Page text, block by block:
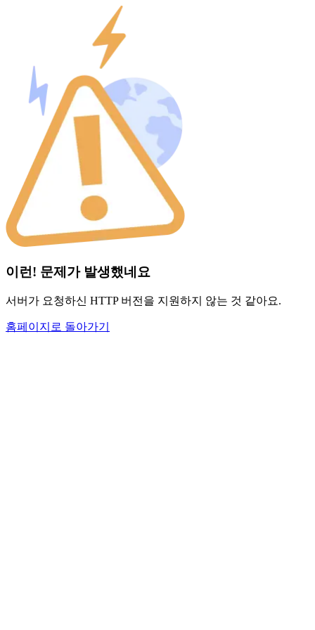
이런! 문제가 발생했네요
서버가 요청하신 HTTP 버전을 지원하지 않는 것 같아요.
홈페이지로 돌아가기